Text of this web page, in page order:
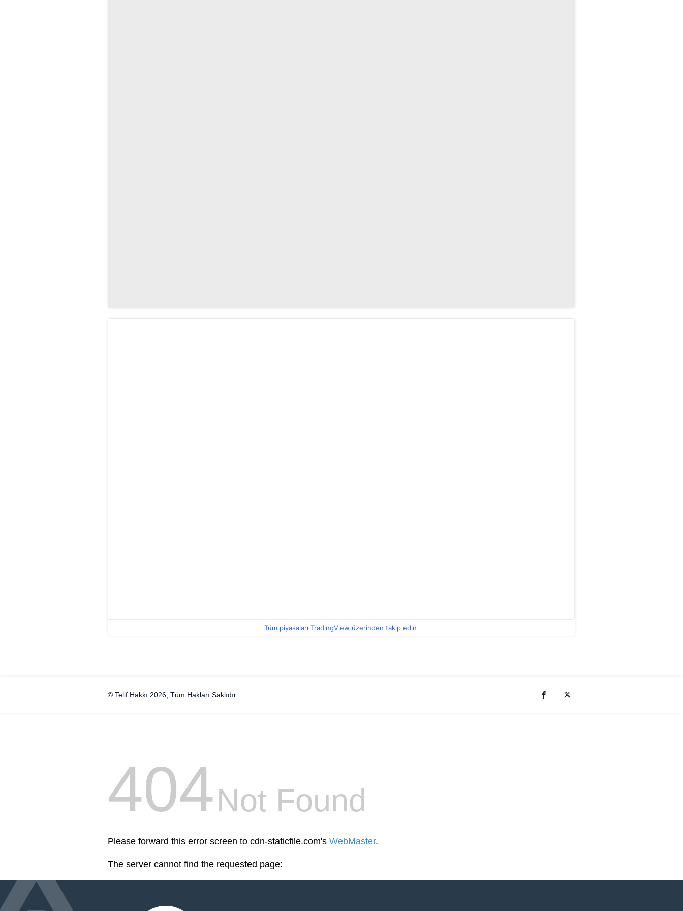
Tüm piyasaları TradingView üzerinden takip edin
© Telif Hakkı 2026, Tüm Hakları Saklıdır.
404Not Found
Please forward this error screen to cdn-staticfile.com's WebMaster.
The server cannot find the requested page: